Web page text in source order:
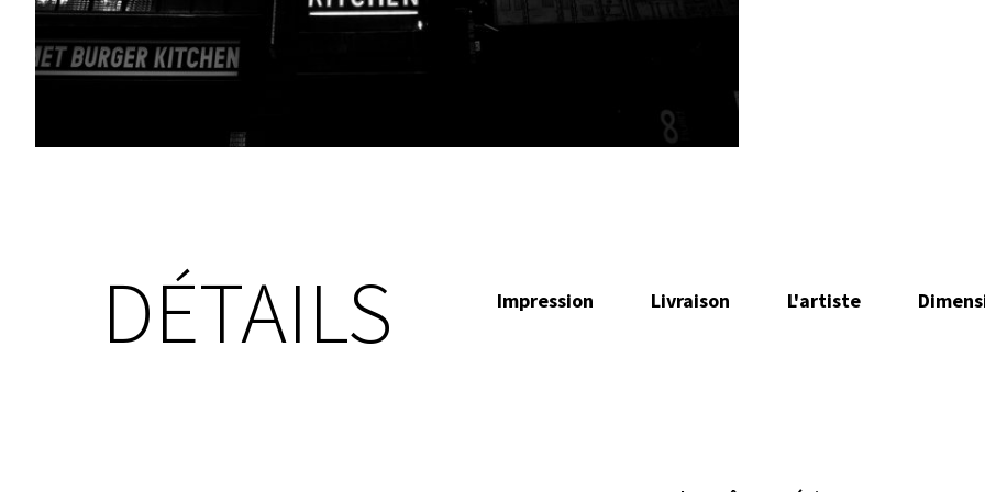
DÉTAILS Impression Livraison L'artiste